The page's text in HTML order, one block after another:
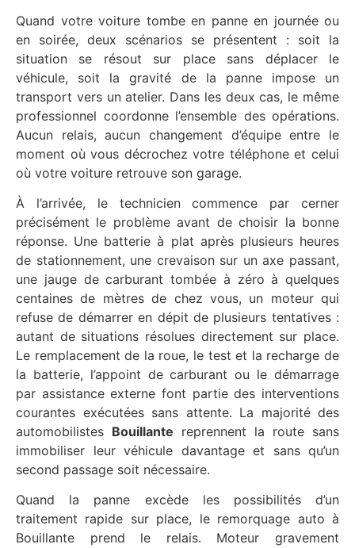
Quand votre voiture tombe en panne en journée ou
en soirée, deux scénarios se présentent : soit la
situation se résout sur place sans déplacer le
véhicule, soit la gravité de la panne impose un
transport vers un atelier. Dans les deux cas, le même
professionnel coordonne l’ensemble des opérations.
Aucun relais, aucun changement d’équipe entre le
moment où vous décrochez votre téléphone et celui
où votre voiture retrouve son garage.
À l’arrivée, le technicien commence par cerner
précisément le problème avant de choisir la bonne
réponse. Une batterie à plat après plusieurs heures
de stationnement, une crevaison sur un axe passant,
une jauge de carburant tombée à zéro à quelques
centaines de mètres de chez vous, un moteur qui
refuse de démarrer en dépit de plusieurs tentatives :
autant de situations résolues directement sur place.
Le remplacement de la roue, le test et la recharge de
la batterie, l’appoint de carburant ou le démarrage
par assistance externe font partie des interventions
courantes exécutées sans attente. La majorité des
automobilistes Bouillante reprennent la route sans
immobiliser leur véhicule davantage et sans qu’un
second passage soit nécessaire.
Quand la panne excède les possibilités d’un
traitement rapide sur place, le remorquage auto à
Bouillante prend le relais. Moteur gravement